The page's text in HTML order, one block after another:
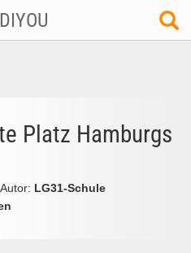
Platz Hamburgs
| Autor: LG31-Schule